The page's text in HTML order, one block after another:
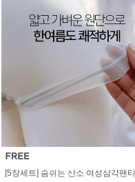
[5장세트] 숨쉬는 산소 여성삼각팬티